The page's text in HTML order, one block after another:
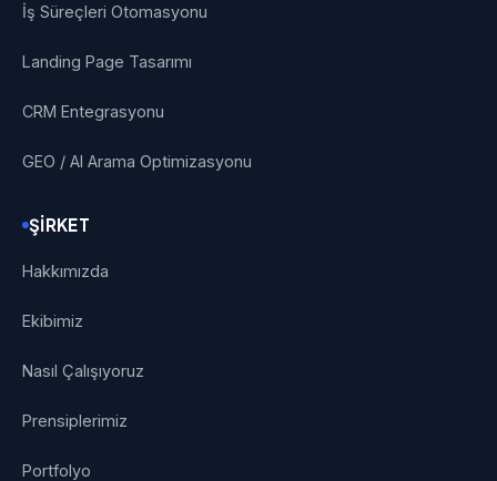
İş Süreçleri Otomasyonu
Landing Page Tasarımı
CRM Entegrasyonu
GEO / AI Arama Optimizasyonu
ŞIRKET
Hakkımızda
Ekibimiz
Nasıl Çalışıyoruz
Prensiplerimiz
Portfolyo